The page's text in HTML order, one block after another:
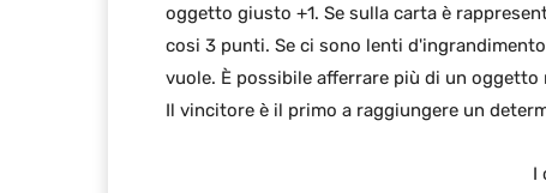
oggetto giusto +1. Se sulla carta è
cosi 3 punti. Se ci sono lenti
vuole. È possibile afferrare più di un
Il vincitore è il primo a raggiungere un
I